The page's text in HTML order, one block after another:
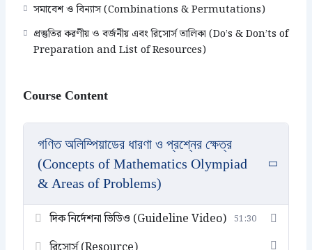
সমাবেশ ও বিন্যাস (Combinations & Permutations)
প্রস্তুতির করণীয় ও বর্জনীয় এবং রিসোর্স তালিকা (Do’s & Don’ts of
Preparation and List of Resources)
Course Content
গণিত অলিম্পিয়াডের ধারণা ও প্রশ্নের ক্ষেত্র
(Concepts of Mathematics Olympiad
& Areas of Problems)
দিক নির্দেশনা ভিডিও (Guideline Video) 51:30